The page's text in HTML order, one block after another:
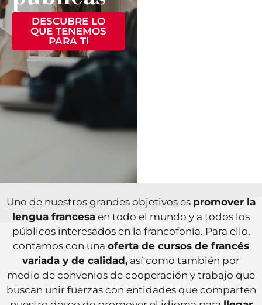
DESCUBRE LO
QUE TENEMOS
PARA TI
Uno de nuestros grandes objetivos es promover la
lengua francesa en todo el mundo y a todos los
públicos interesados en la francofonía. Para ello,
contamos con una oferta de cursos de francés
variada y de calidad, así como también por
medio de convenios de cooperación y trabajo que
buscan unir fuerzas con entidades que comparten